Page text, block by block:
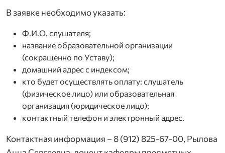
В заявке необходимо указать:
Ф.И.О. слушателя;
название образовательной организации
(сокращенно по Уставу);
домашний адрес с индексом;
кто будет осуществлять оплату: слушатель
(физическое лицо) или образовательная
организация (юридическое лицо);
контактный телефон и электронный адрес.
Контактная информация – 8 (912) 825-67-00, Рылова